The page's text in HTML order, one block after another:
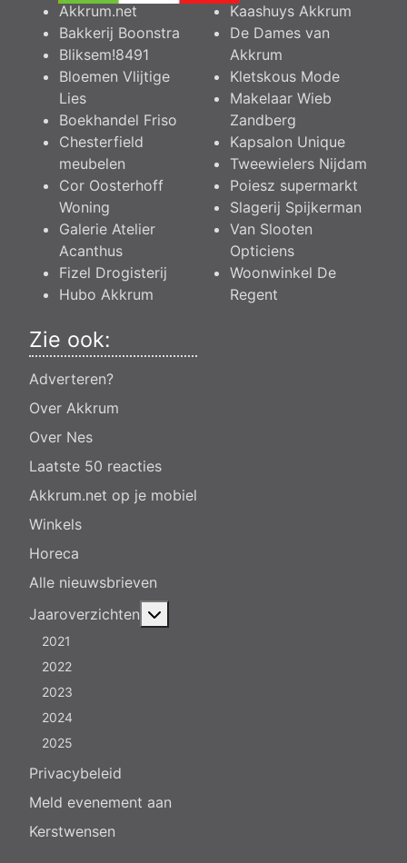
Akkrum.net
Bakkerij Boonstra
Bliksem!8491
Bloemen Vlijtige
Lies
Boekhandel Friso
Chesterfield
meubelen
Cor Oosterhoff
Woning
Galerie Atelier
Acanthus
Fizel Drogisterij
Hubo Akkrum
Kaashuys Akkrum
De Dames van
Akkrum
Kletskous Mode
Makelaar Wieb
Zandberg
Kapsalon Unique
Tweewielers Nijdam
Poiesz supermarkt
Slagerij Spijkerman
Van Slooten
Opticiens
Woonwinkel De
Regent
Zie ook:
Adverteren?
Over Akkrum
Over Nes
Laatste 50 reacties
Akkrum.net op je mobiel
Winkels
Horeca
Alle nieuwsbrieven
Jaaroverzichten
2021
2022
2023
2024
2025
Privacybeleid
Meld evenement aan
Kerstwensen